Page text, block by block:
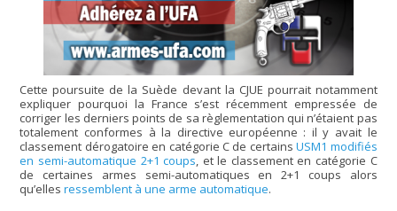
Cette poursuite de la Suède devant la CJUE pourrait notamment
expliquer pourquoi la France s’est récemment empressée de
corriger les derniers points de sa règlementation qui n’étaient pas
totalement conformes à la directive européenne : il y avait le
classement dérogatoire en catégorie C de certainsUSM1 modifiés
en semi-automatique 2+1 coups, et le classement en catégorie C
de certaines armes semi-automatiques en 2+1 coups alors
qu’ellesressemblent à une arme automatique.